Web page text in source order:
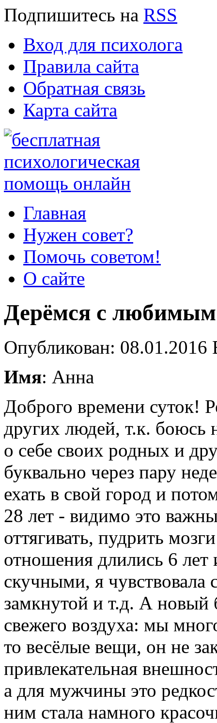
Подпишитесь на RSS
Вход для психолога
Правила сайта
Обратная связь
Карта сайта
Главная
Нужен совет?
Помочь советом!
О сайте
Дерёмся с любимым
Опубликован:
Имя: Анна
Доброго времени суток!
других людей, т.к. боюсь
о себе своих родных и
буквально через пару
ехать в свой город и
28 лет - видимо это
оттягивать, пудрить
отношения длились 6
скучными, я чувствовала
замкнутой и т.д. А новый
свежего воздуха: мы
то весёлые вещи, он не
привлекательная
а для мужчины это
ним стала намного